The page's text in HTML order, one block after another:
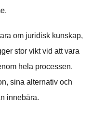
om juridisk kunskap,
stor vikt vid att vara
hela processen.
sina alternativ och
innebära.